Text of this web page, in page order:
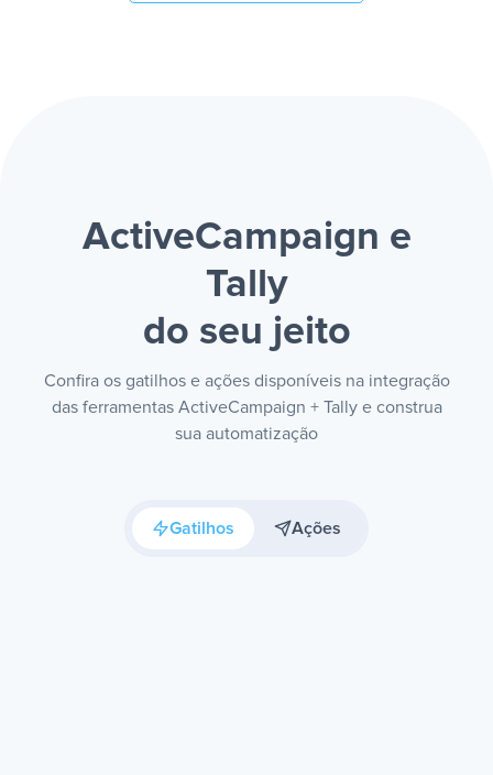
ActiveCampaign e
Tally
do seu jeito
Confira os gatilhos e ações disponíveis na integração
das ferramentas ActiveCampaign + Tally e construa
sua automatização
Gatilhos Ações